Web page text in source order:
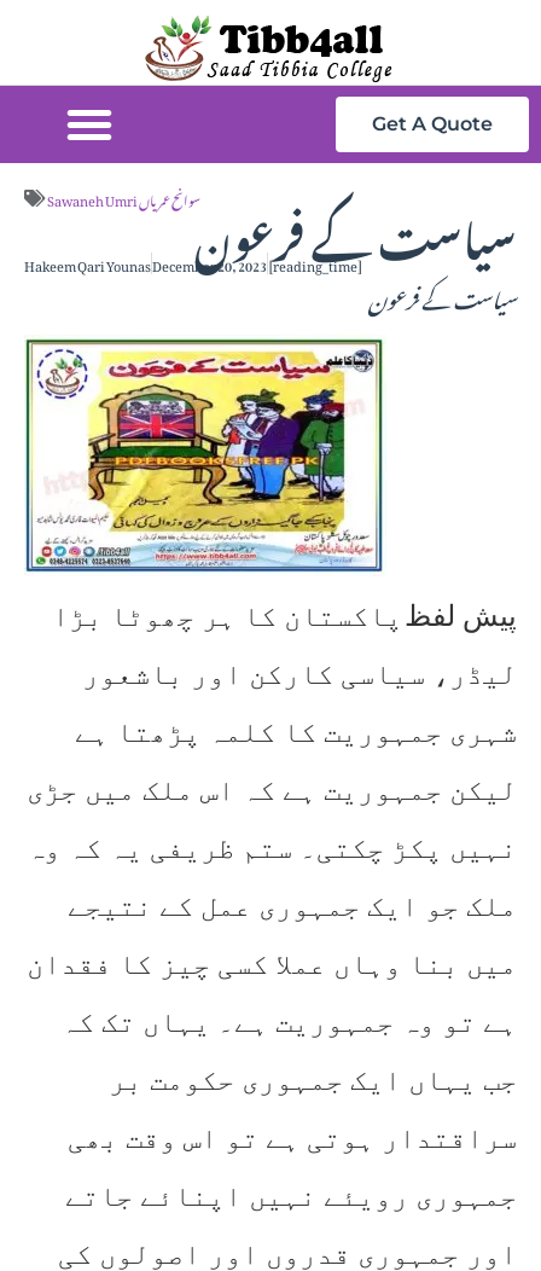
Get A Quote
Sawaneh Umri سوانح عمریاںسیاست کے فرعون Hakeem Qari YounasDecember 20, 2023[reading_time]
سیاست کے فرعون
پیش لفظ پاکستان کا ہر چھوٹا بڑا
لیڈر، سیاسی کارکن اور باشعور
شہری جمہوریت کا کلمہ پڑھتا ہے
لیکن جمہوریت ہے کہ اس ملک میں جڑی
نہیں پکڑ چکتی۔ ستم ظریفی یہ کہ وہ
ملک جو ایک جمہوری عمل کے نتیجے
میں بنا وہاں عملا کسی چیز کا فقدان
ہے تو وہ جمہوریت ہے۔ یہاں تک کہ
جب یہاں ایک جمہوری حکومت بر
سراقتدار ہوتی ہے تو اس وقت بھی
جمہوری رویئے نہیں اپنائے جاتے
اور جمہوری قدروں اور اصولوں کی